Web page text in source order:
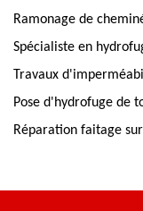
Ramonage de
Spécialiste en
Travaux
Pose d'hydrofuge de
Réparation faitage